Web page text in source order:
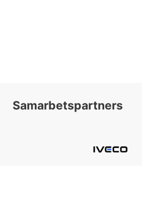
Samarbetspartners